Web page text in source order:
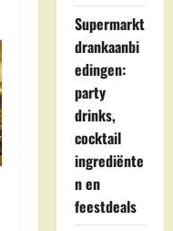
Supermarkt
drankaanbi
edingen:
party
drinks,
cocktail
ingrediënte
n en
feestdeals